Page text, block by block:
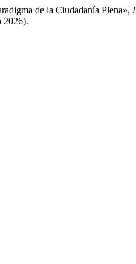
de la Ciudadanía Plena»,
2026).